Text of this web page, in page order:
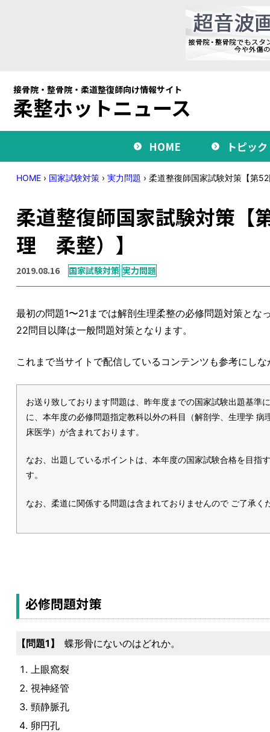
接骨院・整骨院・柔道整復師向け情報サイト
柔整ホットニュース
HOME トピック
HOME › 国家試験対策 › 実力問題 › 柔道整復師国家試験対策【第
柔道整復師国家試験対策
理 柔整）】
2019.08.16 国家試験対策 実力問題
最初の問題1〜21までは解剖生理柔整の必修問題対策とな
22問目以降は一般問題対策となります。
これまで当サイトで配信しているコンテンツも参考にし
お送り致しております問題は、昨年度までの国家試験出題基準
に、本年度の必修問題指定教科以外の科目（解剖学、生理学
床医学）が含まれております。
なお、出題しているポイントは、本年度の国家試験合格を目指
す。
なお、柔道に関係する問題は含まれておりませんので ご了承く
必修問題対策
1 蝶形骨にないのはどれか。
上眼窩裂
視神経管
頸静脈孔
卵円孔